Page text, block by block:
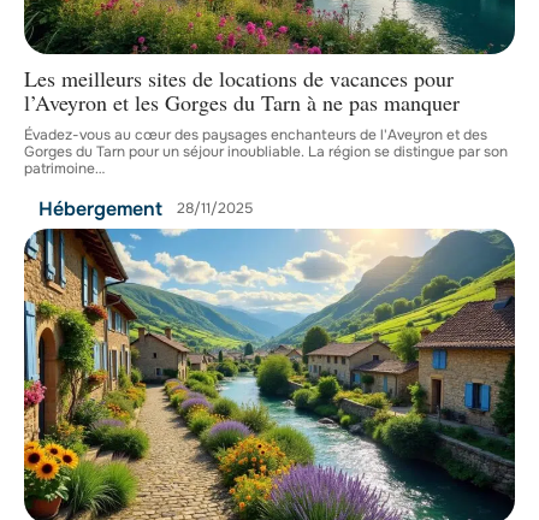
Les meilleurs sites de locations de vacances pour
l’Aveyron et les Gorges du Tarn à ne pas manquer
Évadez-vous au cœur des paysages enchanteurs de l'Aveyron et des
Gorges du Tarn pour un séjour inoubliable. La région se distingue par son
patrimoine…
Hébergement 28/11/2025